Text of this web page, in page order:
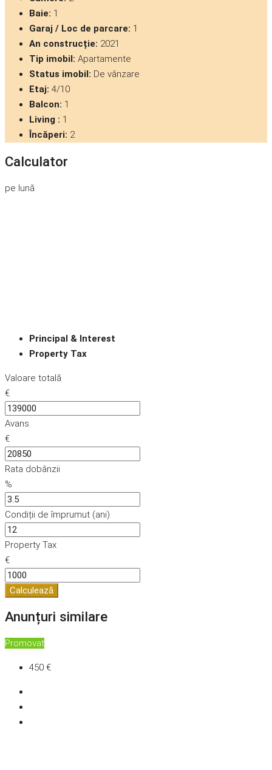
Baie: 1
Garaj / Loc de parcare: 1
An construcție: 2021
Tip imobil: Apartamente
Status imobil: De vânzare
Etaj: 4/10
Balcon: 1
Living : 1
Încăperi: 2
Calculator
pe lună
Principal & Interest
Property Tax
Valoare totală
€
Avans
€
Rata dobânzii
%
Condiții de împrumut (ani)
Property Tax
€
Calculează
Anunțuri similare
Promovat
450 €